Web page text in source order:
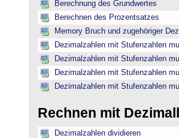
Berechnung des Grundwertes
Berechnen des Prozentsatzes
Memory Bruch und zugehöriger
Dezimalzahlen mit Stufenzahlen
Dezimalzahlen mit Stufenzahlen
Dezimalzahlen mit Stufenzahlen
Dezimalzahlen mit Stufenzahlen
Rechnen mit
Dezimalzahlen dividieren